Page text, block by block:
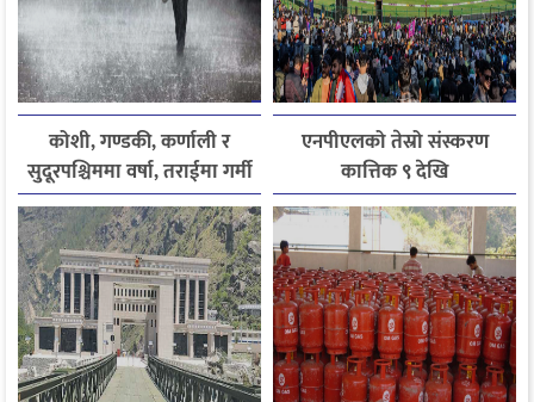
कोशी, गण्डकी, कर्णाली र
सुदूरपश्चिममा वर्षा, तराईमा गर्मी
बढ्ने अनुमान
एनपीएलको तेस्रो संस्करण
कात्तिक ९ देखि